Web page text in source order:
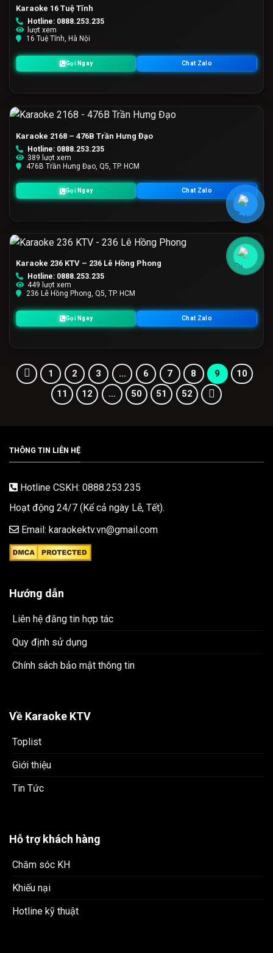
Karaoke 16 Tuệ Tĩnh
Hotline: 0888.253.235
lượt xem
16 Tuệ Tĩnh, Hà Nội
Gọi Ngay Chat Zalo
Karaoke 2168 – 476B Trần Hưng Đạo
Hotline: 0888.253.235
389 lượt xem
476B Trần Hưng Đạo, Q5, TP. HCM
Gọi Ngay Chat Zalo
Karaoke 236 KTV – 236 Lê Hồng Phong
Hotline: 0888.253.235
449 lượt xem
236 Lê Hồng Phong, Q5, TP. HCM
Gọi Ngay Chat Zalo
1 2 3 … 6 7 8 9
10
11
12 … 50 51 52
THÔNG TIN LIÊN HỆ
Hotline CSKH: 0888.253.235
Hoạt động 24/7 (Kể cả ngày Lễ, Tết).
Email: karaokektv.vn@gmail.com
Hướng dẫn
Liên hệ đăng tin hợp tác
Quy định sử dụng
Chính sách bảo mật thông tin
Về Karaoke KTV
Toplist
Giới thiệu
Tin Tức
Hỗ trợ khách hàng
Chăm sóc KH
Khiếu nại
Hotline kỹ thuật